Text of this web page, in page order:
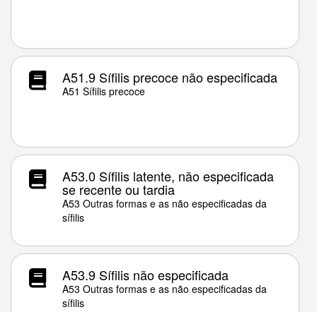
A51.9 Sífilis precoce não especificada
A51 Sífilis precoce
A53.0 Sífilis latente, não especificada
se recente ou tardia
A53 Outras formas e as não especificadas da
sífilis
A53.9 Sífilis não especificada
A53 Outras formas e as não especificadas da
sífilis